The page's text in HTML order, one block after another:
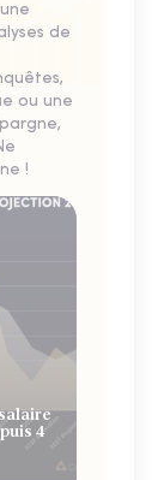
de
ou une
!
4